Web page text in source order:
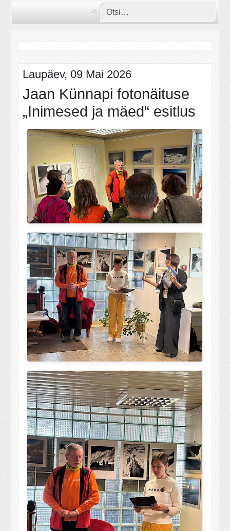
Laupäev, 09 Mai 2026
Jaan Künnapi fotonäituse
„Inimesed ja mäed“ esitlus